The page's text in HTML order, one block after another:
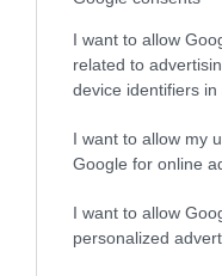
I want to allow
related to
device identifiers in
I want to allow my
Google for online
I want to allow
personalized
Csillagjegy szerint a
születettek köve.
*Az ásványok, ezáltal
orvosi ellátást.
Forrás
Megosztás: Facebook